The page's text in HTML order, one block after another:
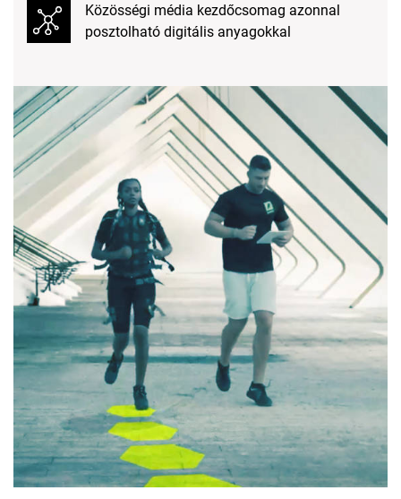
Közösségi média kezdőcsomag azonnal
posztolható digitális anyagokkal